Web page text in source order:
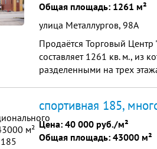
Общая площадь: 1261 м²
улица Металлургов, 98А
Продаётся Торговый Центр
составляет 1261 кв. м., из
разделенными на трех
спортивная 185,
Цена: 40 000 руб./м²
Общая площадь: 43000 м²